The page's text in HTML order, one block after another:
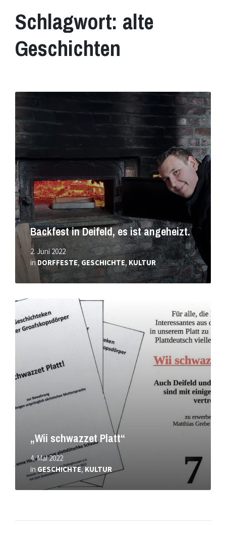
Schlagwort: alte
Geschichten
Backfest in Deifeld, es ist angeheizt.
2. Juni 2022
inDORFFESTE, GESCHICHTE, KULTUR
Mehr
erfahren
„Wii schwazzet Platt“
4. Mai 2022
in GESCHICHTE, KULTUR
Mehr
erfahren